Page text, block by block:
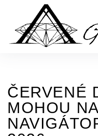
ČERVENÉ
MOHOU